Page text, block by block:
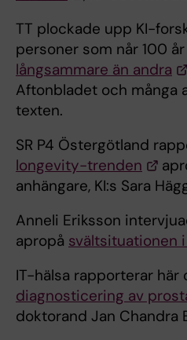
TT plockade upp KI-
personer som når 100 år
långsammare än andra
Aftonbladet och många
texten.
SR P4 Östergötland
longevity-trenden
anhängare, KI:s Sara
Anneli Eriksson
apropå svältsituationen i
IT-hälsa rapporterar här
diagnosticering av
doktorand Jan Chandra